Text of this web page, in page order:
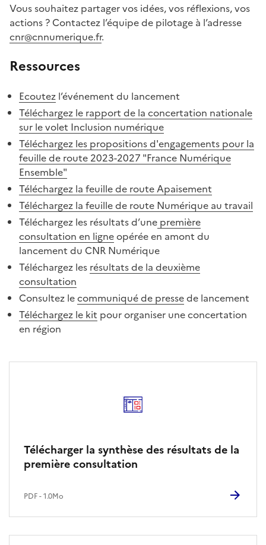
Vous souhaitez partager vos idées, vos réflexions, vos
actions ? Contactez l’équipe de pilotage à l’adresse
cnr@cnnumerique.fr.
Ressources
Ecoutez l’événement du lancement
Téléchargez le rapport de la concertation nationale
sur le volet Inclusion numérique
Téléchargez les propositions d'engagements pour la
feuille de route 2023-2027 "France Numérique
Ensemble"
Téléchargez la feuille de route Apaisement
Téléchargez la feuille de route Numérique au travail
Téléchargez les résultats d’une première
consultation en ligneopérée en amont du
lancement du CNR Numérique
Téléchargez les résultats de la deuxième
consultation
Consultez lecommuniqué de pressede lancement
Téléchargez le kit pour organiser une concertation
en région
Télécharger la synthèse des résultats de la
première consultation
PDF - 1.0Mo